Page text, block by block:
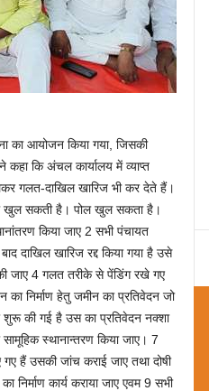
का आयोजन किया गया, जिसकी
कहा कि अंचल कार्यालय में व्याप्त
लेकर गलत-दाखिल खारिज भी कर देते हैं।
खुल सकती है। पोल खुल सकता है।
किया जाए 2 सभी पंचायत
दाखिल खारिज रद्द किया गया है उसे
जाए 4 गलत तरीके से पेंडिंग रखे गए
निर्माण हेतु जमीन का प्रतिवेदन जो
शुरू की गई है उस का प्रतिवेदन नक्शा
स्थानान्तरण किया जाए। 7
हैं उसकी जांच कराई जाए तथा दोषी
निर्माण कार्य कराया जाए एवम 9 सभी